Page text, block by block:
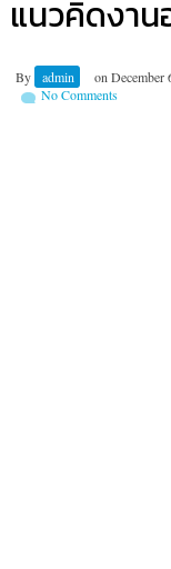
แนวคิดงาน
By admin on December
No Comments